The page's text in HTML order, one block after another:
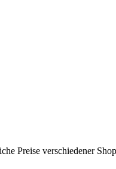
Preise verschiedener